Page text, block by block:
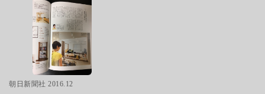
朝日新聞社 2016.12